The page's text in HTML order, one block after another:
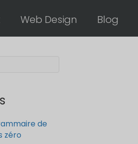
Web Design Blog
de
zéro